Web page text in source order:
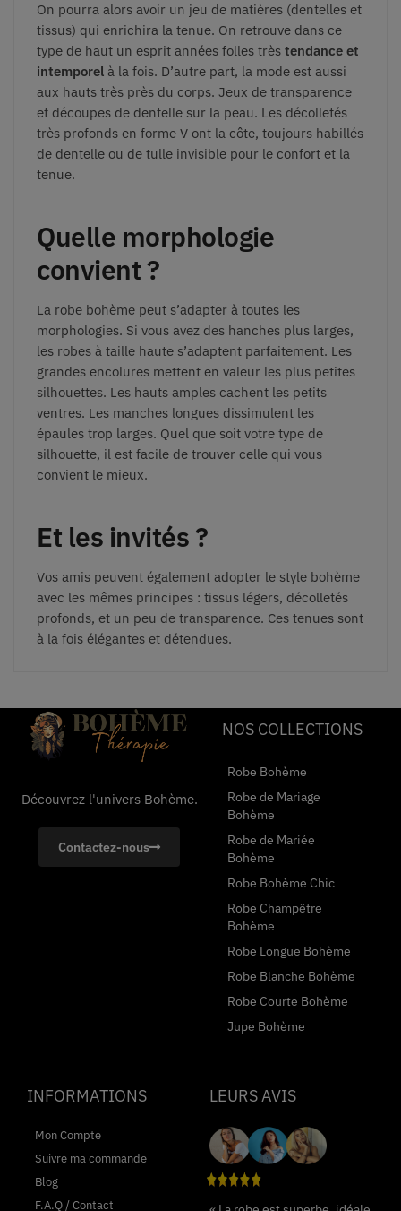
On pourra alors avoir un jeu de matières (dentelles et
tissus) qui enrichira la tenue. On retrouve dans ce
type de haut un esprit années folles très tendance et
intemporel à la fois. D’autre part, la mode est aussi
aux hauts très près du corps. Jeux de transparence
et découpes de dentelle sur la peau. Les décolletés
très profonds en forme V ont la côte, toujours habillés
de dentelle ou de tulle invisible pour le confort et la
tenue.
Quelle morphologie
convient ?
La robe bohème peut s’adapter à toutes les
morphologies. Si vous avez des hanches plus larges,
les robes à taille haute s’adaptent parfaitement. Les
grandes encolures mettent en valeur les plus petites
silhouettes. Les hauts amples cachent les petits
ventres. Les manches longues dissimulent les
épaules trop larges. Quel que soit votre type de
silhouette, il est facile de trouver celle qui vous
convient le mieux.
Et les invités ?
Vos amis peuvent également adopter le style bohème
avec les mêmes principes : tissus légers, décolletés
profonds, et un peu de transparence. Ces tenues sont
à la fois élégantes et détendues.
Découvrez l'univers Bohème.
Contactez-nous
NOS COLLECTIONS
Robe Bohème
Robe de Mariage
Bohème
Robe de Mariée
Bohème
Robe Bohème Chic
Robe Champêtre
Bohème
Robe Longue Bohème
Robe Blanche Bohème
Robe Courte Bohème
Jupe Bohème
INFORMATIONS
Mon Compte
Suivre ma commande
Blog
F.A.Q / Contact
LEURS AVIS